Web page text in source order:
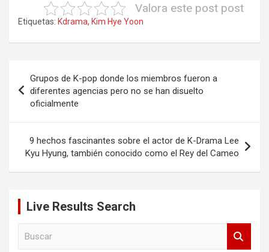
Valora este post post
Etiquetas: Kdrama, Kim Hye Yoon
de
entradas
Grupos de K-pop donde los miembros fueron a
diferentes agencias pero no se han disuelto
oficialmente
9 hechos fascinantes sobre el actor de K-Drama Lee
Kyu Hyung, también conocido como el Rey del Cameo
Live Results Search